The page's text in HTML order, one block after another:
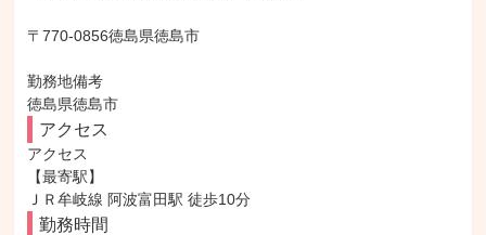
〒770-0856徳島県徳島市
勤務地備考
徳島県徳島市
アクセス
アクセス
【最寄駅】
ＪＲ牟岐線 阿波富田駅 徒歩10分
勤務時間